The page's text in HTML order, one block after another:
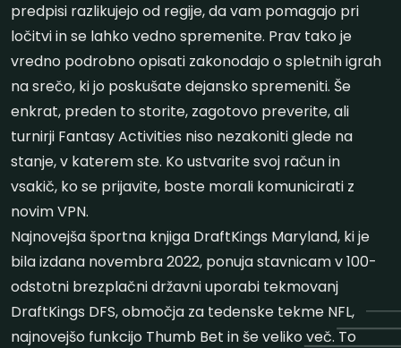
predpisi razlikujejo od regije, da vam pomagajo pri
ločitvi in ​​se lahko vedno spremenite. Prav tako je
vredno podrobno opisati zakonodajo o spletnih igrah
na srečo, ki jo poskušate dejansko spremeniti. Še
enkrat, preden to storite, zagotovo preverite, ali
turnirji Fantasy Activities niso nezakoniti glede na
stanje, v katerem ste. Ko ustvarite svoj račun in
vsakič, ko se prijavite, boste morali komunicirati z
novim VPN.
Najnovejša športna knjiga DraftKings Maryland, ki je
bila izdana novembra 2022, ponuja stavnicam v 100-
odstotni brezplačni državni uporabi tekmovanj
DraftKings DFS, območja za tedenske tekme NFL,
najnovejšo funkcijo Thumb Bet in še veliko več. To